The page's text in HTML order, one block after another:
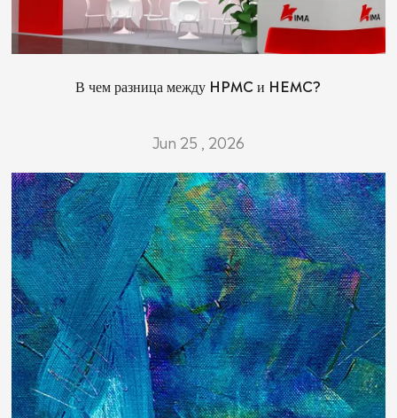
В чем разница между HPMC и HEMC?
Jun 25 , 2026